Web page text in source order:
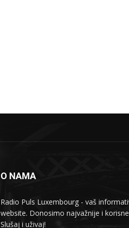
O NAMA
Radio Puls Luxembourg - vaš
website. Donosimo najvažnije i
Slušaj i uživaj!